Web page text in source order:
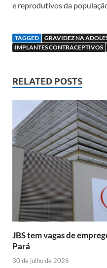
e reprodutivos da
TAGGED
GRAVIDEZ NA
IMPLANTES CONTRACEPTIVOS
RELATED POSTS
JBS tem vagas de
Pará
30 de julho de 2026